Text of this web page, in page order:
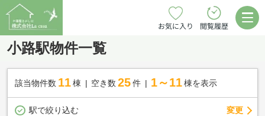
お気に入り 閲覧履歴
小路駅物件一覧
該当物件数 11棟 空き数 25 件 1～11 棟を表示
駅で絞り込む 変更